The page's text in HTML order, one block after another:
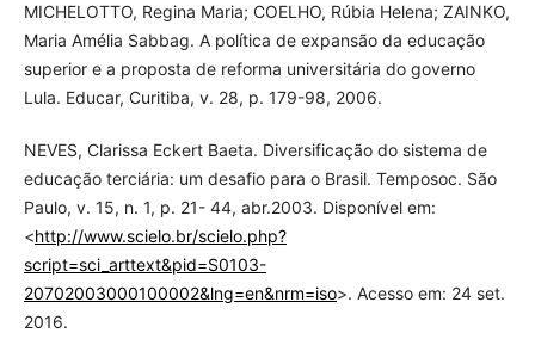
MICHELOTTO, Regina Maria; COELHO, Rúbia Helena; ZAINKO,
Maria Amélia Sabbag. A política de expansão da educação
superior e a proposta de reforma universitária do governo
Lula. Educar, Curitiba, v. 28, p. 179-98, 2006.
NEVES, Clarissa Eckert Baeta. Diversificação do sistema de
educação terciária: um desafio para o Brasil. Temposoc. São
Paulo, v. 15, n. 1, p. 21- 44, abr.2003. Disponível em:
<http://www.scielo.br/scielo.php?
script=sci_arttext&pid=S0103-
20702003000100002&lng=en&nrm=iso>. Acesso em: 24 set.
2016.